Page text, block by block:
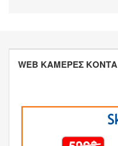
WEB ΚΑΜΕΡΕΣ ΚΟΝΤΑ